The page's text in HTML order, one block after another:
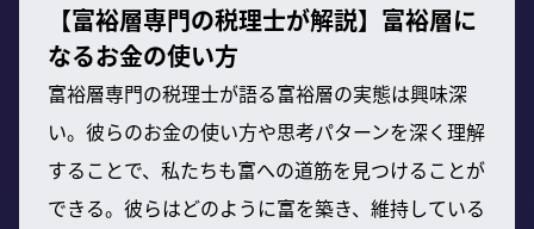
【富裕層専門の税理士が解説】富裕層に
なるお金の使い方
富裕層専門の税理士が語る富裕層の実態は興味深
い。彼らのお金の使い方や思考パターンを深く理解
することで、私たちも富への道筋を見つけることが
できる。彼らはどのように富を築き、維持している